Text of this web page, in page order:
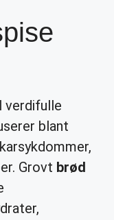
verdifulle
blant
Grovt brød